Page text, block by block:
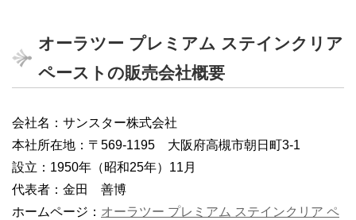
オーラツー プレミアム ステインクリア
ペーストの販売会社概要
会社名：サンスター株式会社
本社所在地：〒569-1195 大阪府高槻市朝日町3-1
設立：1950年（昭和25年）11月
代表者：金田 善博
ホームページ： オーラツー プレミアム ステインクリア ペ